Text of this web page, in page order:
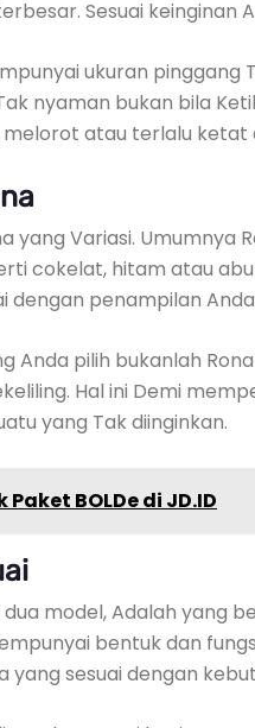
Sesuai keinginan
ukuran pinggang
nyaman bukan bila
atau terlalu ketat
yang Variasi. Umumnya
cokelat, hitam atau
dengan penampilan
Anda pilih bukanlah
Hal ini Demi
yang Tak diinginkan.
BOLDe di JD.ID
model, Adalah yang
bentuk dan
yang sesuai dengan